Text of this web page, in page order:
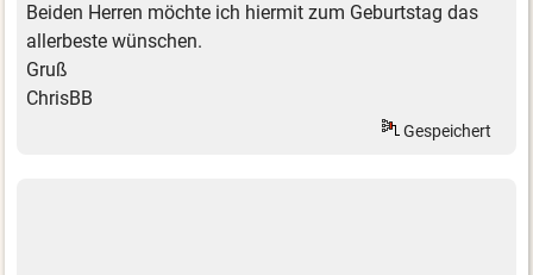
Beiden Herren möchte ich hiermit zum Geburtstag das
allerbeste wünschen.
Gruß
ChrisBB
Gespeichert